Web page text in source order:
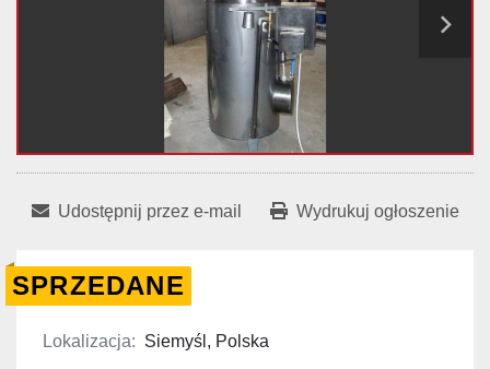
Udostępnij przez e-mail Wydrukuj ogłoszenie
SPRZEDANE
Lokalizacja: Siemyśl, Polska